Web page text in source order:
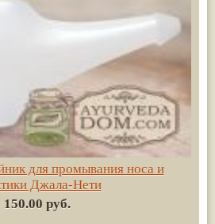
для промывания носа и
Джала-Нети
150.00 руб.